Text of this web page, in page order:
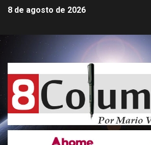
8 de agosto de 2026